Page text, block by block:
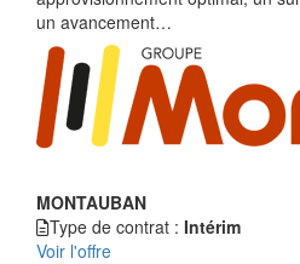
un avancement…
MONTAUBAN
Type de contrat : Intérim
Voir l'offre